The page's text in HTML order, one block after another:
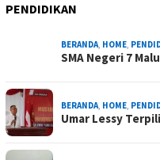
PENDIDIKAN
BERANDA, HOME,
SMA Negeri 7
BERANDA, HOME,
Umar Lessy